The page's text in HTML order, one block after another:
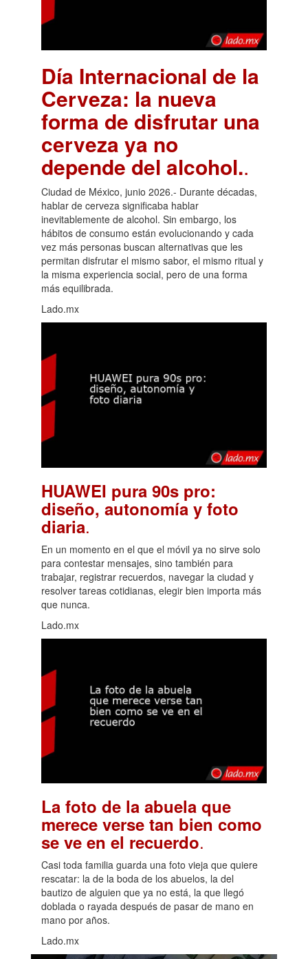
Día Internacional de la
Cerveza: la nueva
forma de disfrutar una
cerveza ya no
depende del alcohol..
Ciudad de México, junio 2026.- Durante décadas,
hablar de cerveza significaba hablar
inevitablemente de alcohol. Sin embargo, los
hábitos de consumo están evolucionando y cada
vez más personas buscan alternativas que les
permitan disfrutar el mismo sabor, el mismo ritual y
la misma experiencia social, pero de una forma
más equilibrada.
Lado.mx
HUAWEI pura 90s pro:
diseño, autonomía y foto
diaria.
En un momento en el que el móvil ya no sirve solo
para contestar mensajes, sino también para
trabajar, registrar recuerdos, navegar la ciudad y
resolver tareas cotidianas, elegir bien importa más
que nunca.
Lado.mx
La foto de la abuela que
merece verse tan bien como
se ve en el recuerdo.
Casi toda familia guarda una foto vieja que quiere
rescatar: la de la boda de los abuelos, la del
bautizo de alguien que ya no está, la que llegó
doblada o rayada después de pasar de mano en
mano por años.
Lado.mx